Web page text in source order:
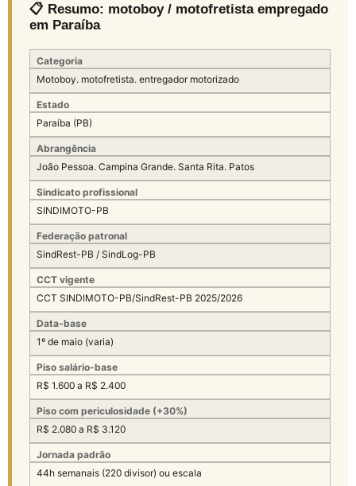
📋 Resumo: motoboy / motofretista empregado
em Paraíba
Categoria
Motoboy. motofretista. entregador motorizado
Estado
Paraíba (PB)
Abrangência
João Pessoa. Campina Grande. Santa Rita. Patos
Sindicato profissional
SINDIMOTO-PB
Federação patronal
SindRest-PB / SindLog-PB
CCT vigente
CCT SINDIMOTO-PB/SindRest-PB 2025/2026
Data-base
1º de maio (varia)
Piso salário-base
R$ 1.600 a R$ 2.400
Piso com periculosidade (+30%)
R$ 2.080 a R$ 3.120
Jornada padrão
44h semanais (220 divisor) ou escala